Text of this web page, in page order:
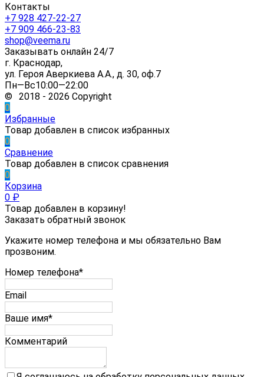
Контакты
+7 928 427-22-27
+7 909 466-23-83
shop@veema.ru
Заказывать онлайн 24/7
г. Краснодар,
ул. Героя Аверкиева А.А., д. 30, оф.7
Пн—Вс10:00—22:00
© 2018 - 2026 Copyright
0
Избранные
Товар добавлен в список избранных
0
Сравнение
Товар добавлен в список сравнения
0
Корзина
0 ₽
Товар добавлен в корзину!
Заказать обратный звонок
Укажите номер телефона и мы обязательно Вам
прозвоним.
Номер телефона*
Email
Ваше имя*
Комментарий